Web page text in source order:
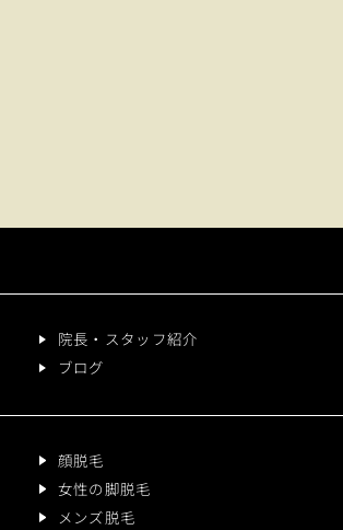
院長・スタッフ紹介
ブログ
顔脱毛
女性の脚脱毛
メンズ脱毛